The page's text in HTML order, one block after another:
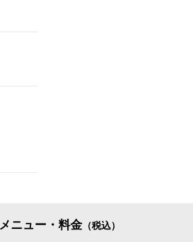
メニュー・料金（税込）